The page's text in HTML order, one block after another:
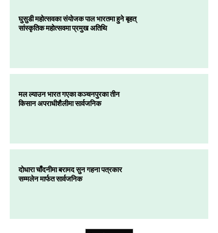
घुसुडी महोत्सवका संयोजक पाल भारतमा हुने बृहत्
सांस्कृतिक महोत्सवमा प्रमुख अतिथि
मल ल्याउन भारत गएका कञ्चनपुरका तीन
किसान अपराधीशैलीमा सार्वजनिक
दोधारा चाँदनीमा बरामद सुन गहना पत्रकार
सम्मलेन मार्फत सार्वजनिक